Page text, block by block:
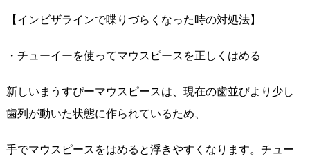
【インビザラインで喋りづらくなった時の対処法】
・チューイーを使ってマウスピースを正しくはめる
新しいまうすぴーマウスピースは、現在の歯並びより少し
歯列が動いた状態に作られているため、
手でマウスピースをはめると浮きやすくなります。チュー